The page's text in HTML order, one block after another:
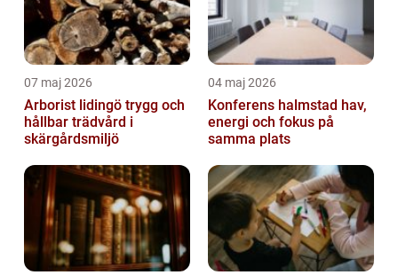
07 maj 2026
Arborist lidingö trygg och
hållbar trädvård i
skärgårdsmiljö
04 maj 2026
Konferens halmstad hav,
energi och fokus på
samma plats